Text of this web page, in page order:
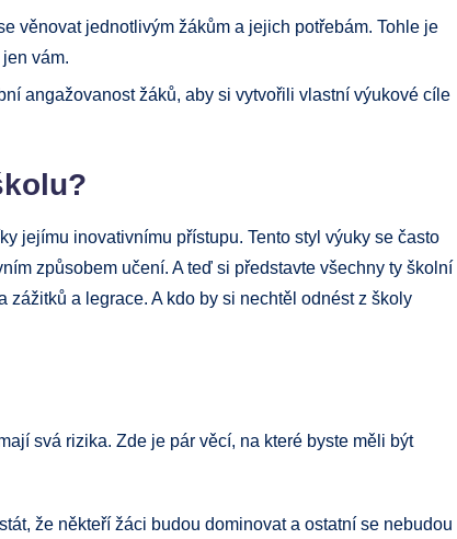
věnovat jednotlivým žákům a jejich potřebám. Tohle je
vám.
angažovanost žáků, aby si vytvořili vlastní výukové cíle
jejímu inovativnímu přístupu. Tento styl výuky se často
způsobem učení. A teď si představte všechny ty školní
zážitků a legrace. A kdo by si nechtěl odnést z školy
svá rizika. Zde je pár věcí, na které byste měli být
že někteří žáci budou dominovat a ostatní se nebudou